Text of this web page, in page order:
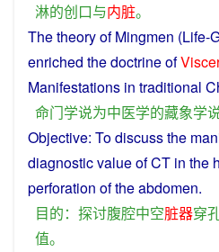
淋的创口与内脏。
The theoryofMingmen (Life-
enriched thedoctrineof
Manifestations in traditional
命门学说为中医学的藏象学
Objective: Todiscussthe
diagnosticvalueofCT in the
perforation of theabdomen.
目的： 探讨腹腔中空脏器穿
值。